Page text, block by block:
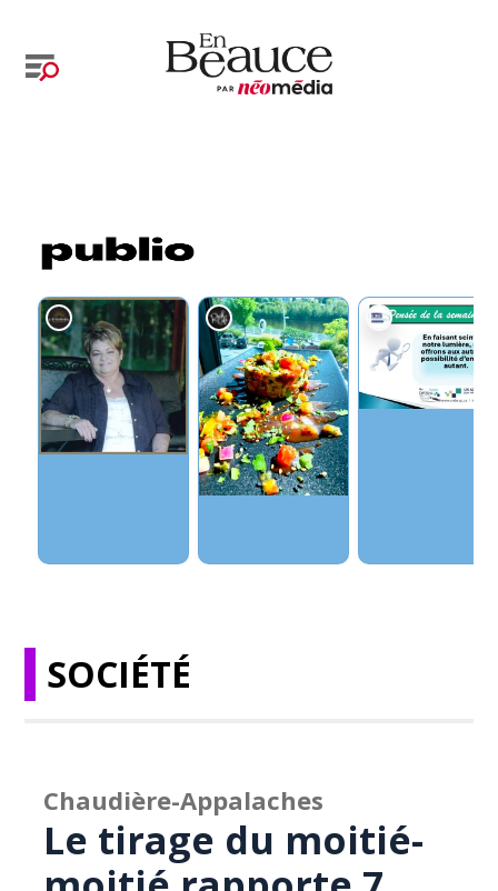
SOCIÉTÉ
Chaudière-Appalaches
Le tirage du moitié-